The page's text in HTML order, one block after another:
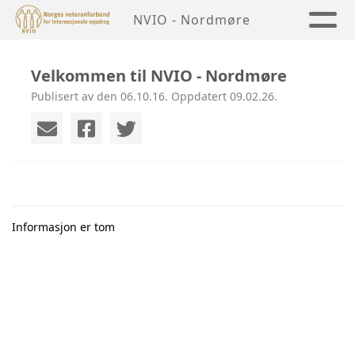
NVIO - Nordmøre
Velkommen til NVIO - Nordmøre
Publisert av den 06.10.16. Oppdatert 09.02.26.
Informasjon er tom